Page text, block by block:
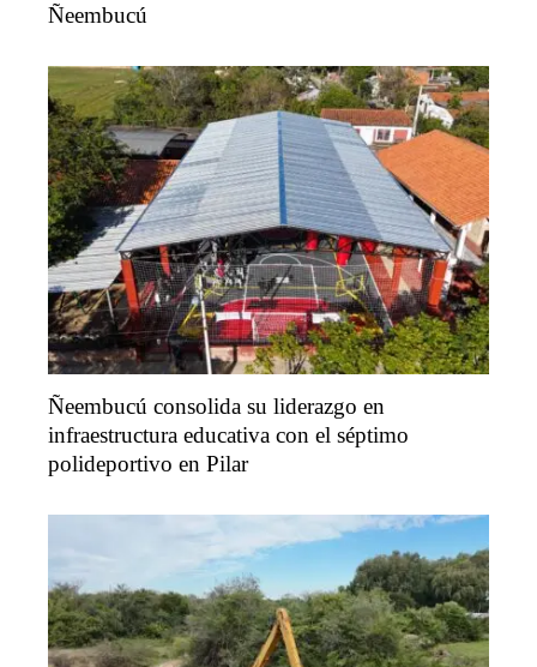
Ñeembucú
Ñeembucú consolida su liderazgo en
infraestructura educativa con el séptimo
polideportivo en Pilar